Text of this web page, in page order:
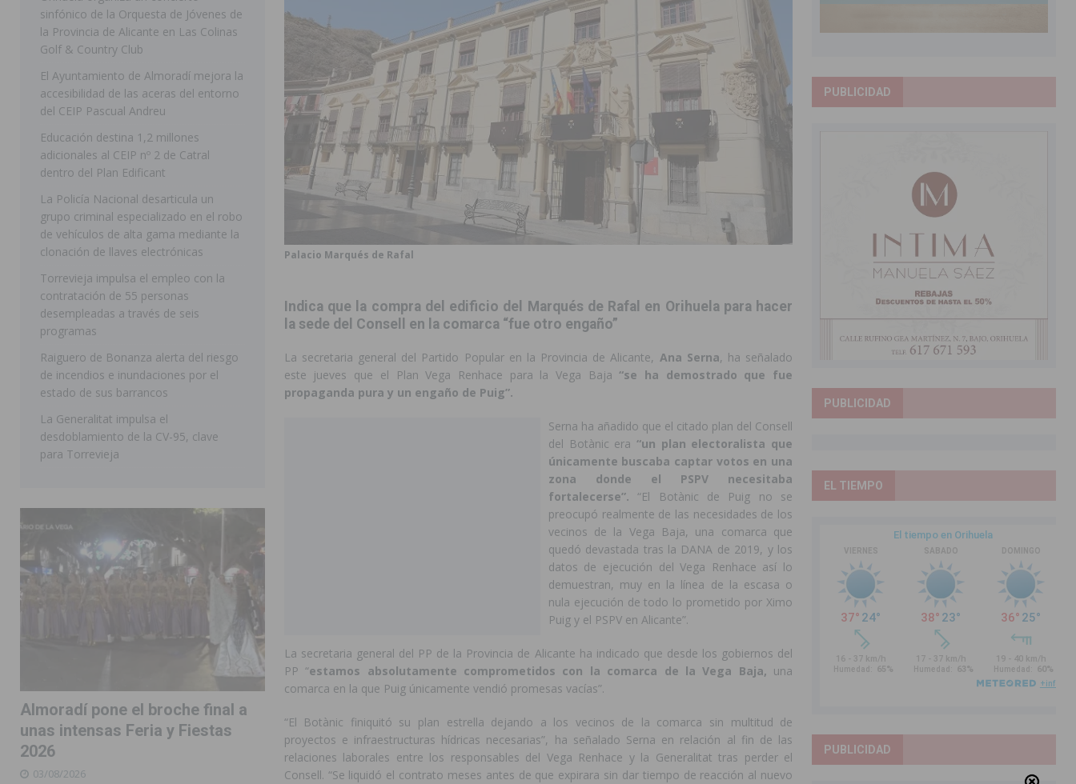
[ 07/08/2026 ]
Rojales clausura con éxito las Fiestas de las Urbanizaciones de Ciudad Quesada 2026
ROJALES
[ 06/08/2026 ]
Redován presenta la programación de sus Fiestas Patronales en honor a la Virgen de la Salud y San Miguel
Arcángel
REDOVÁN
[ 06/08/2026 ]
El PSOE denuncia una nueva prórroga de la ORA en Orihuela ‘sin mejoras ni bonificaciones’
ORIHUELA
[ 07/08/2026 ] FEGADO 2026 cierra con un balance histórico y consolida a Dolores como referente ganadero de la CV
DOLORES
Los Montesinos refuerza su apoyo a la cultura local con nuevos convenios de colaboración
MONTESINOS
[ 07/08/2026 ] Orihuela cumple los objetivos de ‘Refluye Mi Río’ y recibirá 3,3 millones de la Fundación Biodiversidad
ORIHUELA
[ 07/08/2026 ]
Orihuela organiza un concierto sinfónico de la Orquesta de Jóvenes de la Provincia de Alicante en Las Colinas
Golf & Country Club
Palacio Marqués de Rafal
Indica que la compra del edificio del Marqués de Rafal en Orihuela para hacer
la sede del Consell en la comarca “fue otro engaño”
La secretaria general del Partido Popular en la Provincia de Alicante, Ana Serna, ha señalado
este jueves que el Plan Vega Renhace para la Vega Baja“se ha demostrado que fue
propaganda pura y un engaño de Puig”.
Serna ha añadido que el citado plan del Consell
del Botànic era “un plan electoralista que
únicamente buscaba captar votos en una
zona donde el PSPV necesitaba
fortalecerse”. “El Botànic de Puig no se
preocupó realmente de las necesidades de los
vecinos de la Vega Baja, una comarca que
quedó devastada tras la DANA de 2019, y los
datos de ejecución del Vega Renhace así lo
demuestran, muy en la línea de la escasa o
nula ejecución de todo lo prometido por Ximo
Puig y el PSPV en Alicante”.
La secretaria general del PP de la Provincia de Alicante ha indicado que desde los gobiernos del
PP “estamos absolutamente comprometidos con la comarca de la Vega Baja, una
comarca en la que Puig únicamente vendió promesas vacías”.
“El Botànic finiquitó su plan estrella dejando a los vecinos de la comarca sin multitud de
proyectos e infraestructuras hídricas necesarias”, ha señalado Serna en relación al fin de las
relaciones laborales entre los responsables del Vega Renhace y la Generalitat tras perder el
Consell. “Se liquidó el contrato meses antes de que expirara sin dar tiempo de reacción al nuevo
sinfónico de la Orquesta de Jóvenes de
la Provincia de Alicante en Las Colinas
Golf & Country Club
El Ayuntamiento de Almoradí mejora la
accesibilidad de las aceras del entorno
del CEIP Pascual Andreu
Educación destina 1,2 millones
adicionales al CEIP nº 2 de Catral
dentro del Plan Edificant
La Policía Nacional desarticula un
grupo criminal especializado en el robo
de vehículos de alta gama mediante la
clonación de llaves electrónicas
Torrevieja impulsa el empleo con la
contratación de 55 personas
desempleadas a través de seis
programas
Raiguero de Bonanza alerta del riesgo
de incendios e inundaciones por el
estado de sus barrancos
La Generalitat impulsa el
desdoblamiento de la CV-95, clave
para Torrevieja
Almoradí pone el broche final a
unas intensas Feria y Fiestas
2026
03/08/2026
PUBLICIDAD
PUBLICIDAD
EL TIEMPO
PUBLICIDAD